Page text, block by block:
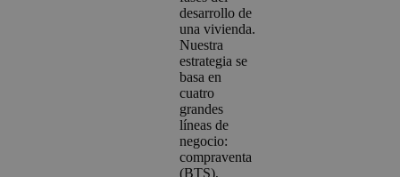
desarrollo de
una vivienda.
Nuestra
estrategia se
basa en
cuatro
grandes
líneas de
negocio:
compraventa
(BTS),